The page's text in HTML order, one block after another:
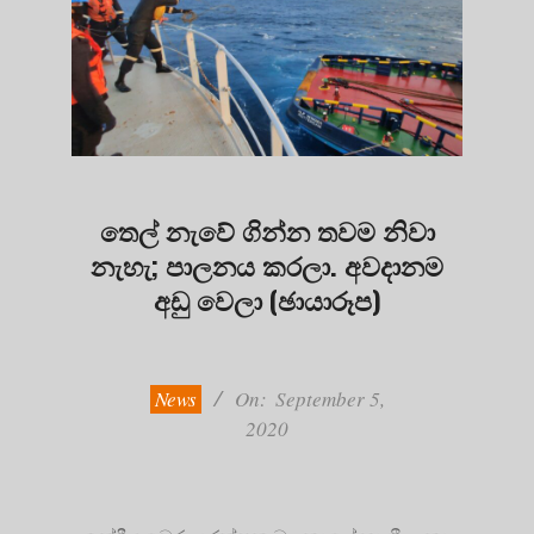
තෙල් නැවේ ගින්න තවම නිවා
නැහැ; පාලනය කරලා. අවදානම
අඩු වෙලා (ඡායාරූප)
News On: September 5,
2020